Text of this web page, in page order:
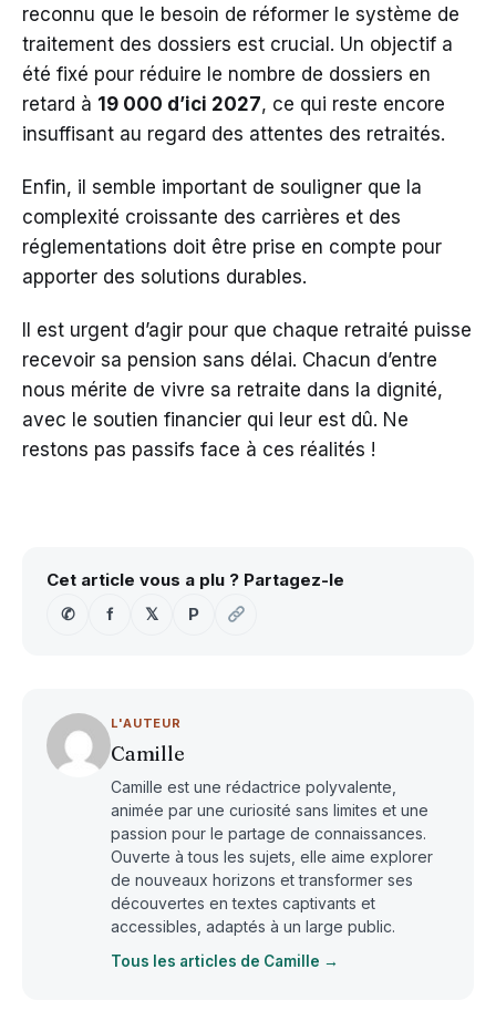
reconnu que le besoin de réformer le système de
traitement des dossiers est crucial. Un objectif a
été fixé pour réduire le nombre de dossiers en
retard à 19 000 d’ici 2027, ce qui reste encore
insuffisant au regard des attentes des retraités.
Enfin, il semble important de souligner que la
complexité croissante des carrières et des
réglementations doit être prise en compte pour
apporter des solutions durables.
Il est urgent d’agir pour que chaque retraité puisse
recevoir sa pension sans délai. Chacun d’entre
nous mérite de vivre sa retraite dans la dignité,
avec le soutien financier qui leur est dû. Ne
restons pas passifs face à ces réalités !
Cet article vous a plu ? Partagez-le
✆
f 𝕏 P
L'AUTEUR
Camille
Camille est une rédactrice polyvalente,
animée par une curiosité sans limites et une
passion pour le partage de connaissances.
Ouverte à tous les sujets, elle aime explorer
de nouveaux horizons et transformer ses
découvertes en textes captivants et
accessibles, adaptés à un large public.
Tous les articles de Camille →